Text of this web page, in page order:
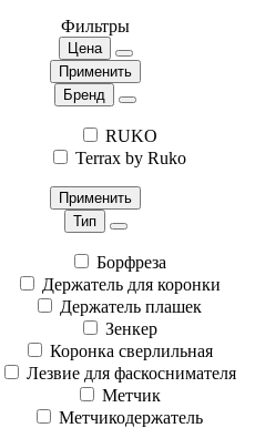
Фильтры
Цена
Применить
Бренд
RUKO
Terrax by Ruko
Применить
Тип
Борфреза
Держатель для коронки
Держатель плашек
Зенкер
Коронка сверлильная
Лезвие для фаскоснимателя
Метчик
Метчикодержатель